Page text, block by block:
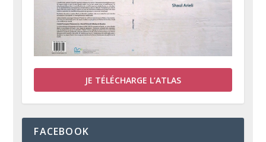
JE TÉLÉCHARGE L’ATLAS
FACEBOOK